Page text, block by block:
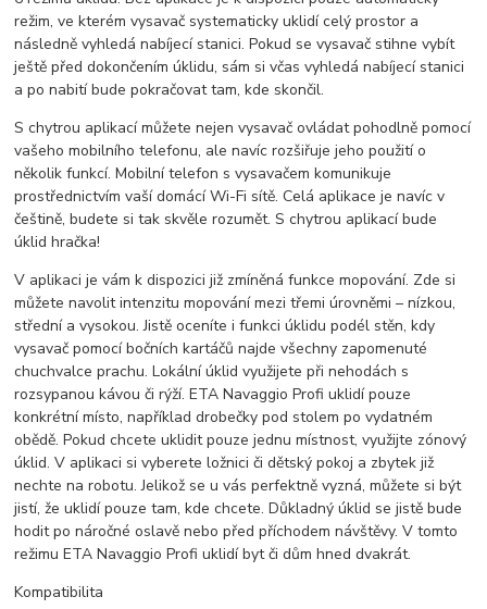
režim, ve kterém vysavač systematicky uklidí celý prostor a
následně vyhledá nabíjecí stanici. Pokud se vysavač stihne vybít
ještě před dokončením úklidu, sám si včas vyhledá nabíjecí stanici
a po nabití bude pokračovat tam, kde skončil.
S chytrou aplikací můžete nejen vysavač ovládat pohodlně pomocí
vašeho mobilního telefonu, ale navíc rozšiřuje jeho použití o
několik funkcí. Mobilní telefon s vysavačem komunikuje
prostřednictvím vaší domácí Wi-Fi sítě. Celá aplikace je navíc v
češtině, budete si tak skvěle rozumět. S chytrou aplikací bude
úklid hračka!
V aplikaci je vám k dispozici již zmíněná funkce mopování. Zde si
můžete navolit intenzitu mopování mezi třemi úrovněmi – nízkou,
střední a vysokou. Jistě oceníte i funkci úklidu podél stěn, kdy
vysavač pomocí bočních kartáčů najde všechny zapomenuté
chuchvalce prachu. Lokální úklid využijete při nehodách s
rozsypanou kávou či rýží. ETA Navaggio Profi uklidí pouze
konkrétní místo, například drobečky pod stolem po vydatném
obědě. Pokud chcete uklidit pouze jednu místnost, využijte zónový
úklid. V aplikaci si vyberete ložnici či dětský pokoj a zbytek již
nechte na robotu. Jelikož se u vás perfektně vyzná, můžete si být
jistí, že uklidí pouze tam, kde chcete. Důkladný úklid se jistě bude
hodit po náročné oslavě nebo před příchodem návštěvy. V tomto
režimu ETA Navaggio Profi uklidí byt či dům hned dvakrát.
Kompatibilita